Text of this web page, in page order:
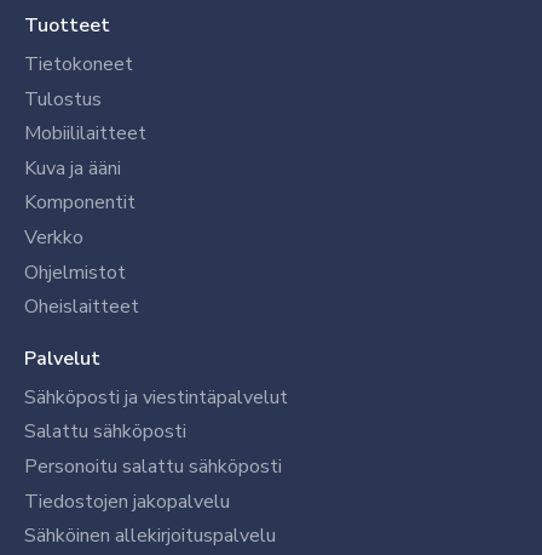
Tuotteet
Tietokoneet
Tulostus
Mobiililaitteet
Kuva ja ääni
Komponentit
Verkko
Ohjelmistot
Oheislaitteet
Palvelut
Sähköposti ja viestintäpalvelut
Salattu sähköposti
Personoitu salattu sähköposti
Tiedostojen jakopalvelu
Sähköinen allekirjoituspalvelu